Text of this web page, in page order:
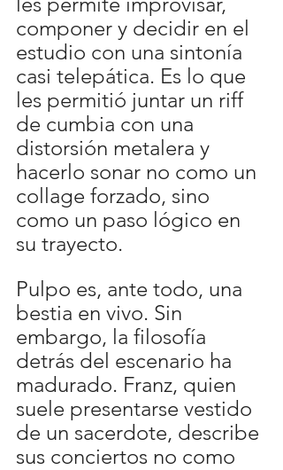
componer y decidir en el
estudio con una sintonía
casi telepática. Es lo que
les permitió juntar un riff
de cumbia con una
distorsión metalera y
hacerlo sonar no como un
collage forzado, sino
como un paso lógico en
su trayecto.
Pulpo es, ante todo, una
bestia en vivo. Sin
embargo, la filosofía
detrás del escenario ha
madurado. Franz, quien
suele presentarse vestido
de un sacerdote, describe
sus conciertos no como